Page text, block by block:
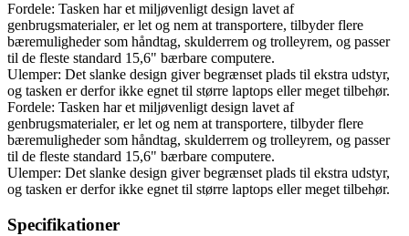
Fordele: Tasken har et miljøvenligt design lavet af
genbrugsmaterialer, er let og nem at transportere, tilbyder flere
bæremuligheder som håndtag, skulderrem og trolleyrem, og passer
til de fleste standard 15,6" bærbare computere.
Ulemper: Det slanke design giver begrænset plads til ekstra udstyr,
og tasken er derfor ikke egnet til større laptops eller meget tilbehør.
Fordele: Tasken har et miljøvenligt design lavet af
genbrugsmaterialer, er let og nem at transportere, tilbyder flere
bæremuligheder som håndtag, skulderrem og trolleyrem, og passer
til de fleste standard 15,6" bærbare computere.
Ulemper: Det slanke design giver begrænset plads til ekstra udstyr,
og tasken er derfor ikke egnet til større laptops eller meget tilbehør.
Specifikationer